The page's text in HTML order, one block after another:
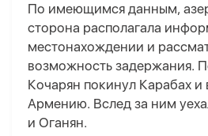
По имеющимся данным,
сторона располагала
местонахождении и
возможность задержания.
Кочарян покинул Карабах и
Армению. Вслед за ним
и Оганян.